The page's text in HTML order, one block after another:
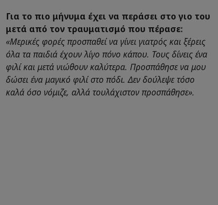
Για το πιο μήνυμα έχει να περάσει στο γιο του
μετά από τον τραυματισμό που πέρασε:
«Μερικές φορές προσπαθεί να γίνει γιατρός και ξέρεις
όλα τα παιδιά έχουν λίγο πόνο κάπου. Τους δίνεις ένα
φιλί και μετά νιώθουν καλύτερα. Προσπάθησε να μου
δώσει ένα μαγικό φιλί στο πόδι. Δεν δούλεψε τόσο
καλά όσο νόμιζε, αλλά τουλάχιστον προσπάθησε».